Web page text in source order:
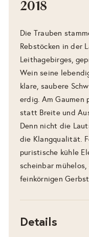
2018
Die Trauben
Rebstöcken in der
Leithagebirges,
Wein seine
klare, saubere
erdig. Am Gaumen
statt Breite und
Denn nicht die
die Klangqualität.
puristische kühle
scheinbar
feinkörnigen
Details